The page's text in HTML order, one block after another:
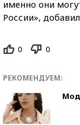
именно они
России»,
0 0
РЕКОМЕНДУЕМ: